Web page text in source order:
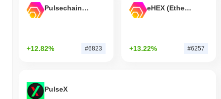
Pulsechain Bridged HEX (Pulsechain)
+12.82% #6823
eHEX (Ethereum)
+13.22% #6257
PulseX